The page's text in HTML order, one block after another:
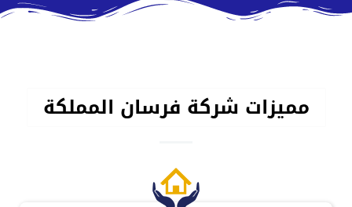
مميزات شركة فرسان المملكة